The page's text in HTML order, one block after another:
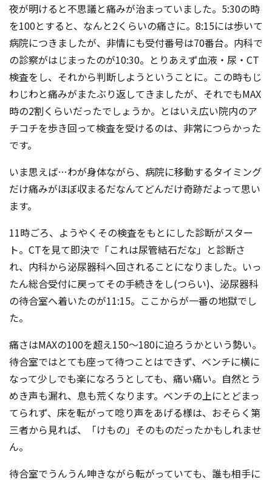
夜が明けると不思議と痛みが治まっていました。5:30の時
を100とすると、なんと2くらいの痛さに。8:15には歩いて
病院につきましたが、非情にも受付番号は70番台。内科で
の診察がはじまったのが10:30。とりあえず血液・尿・CT
検査をし、それから判断しようということに。この時もじ
わじわと痛みがまたぶり返してきましたが、それでもMAX
時の2割くらいだったでしょうか。とはいえ広い院内のア
チコチを歩き回って検査を受けるのは、非常につらかった
です。
いま思えば…わが身体ながら、病院に移動するタイミング
だけ痛みがほぼ収まるだなんてどんだけ奇跡だよって思い
ます。
11時ごろ、ようやくその検査をもとにした診断がスター
ト。CTを見て即決で「これは尿管結石だな」と診断さ
れ、内科から泌尿器科へ回されることになりました。いっ
たん総合受付に戻ってその手続きをし(つらい)、泌尿器科
の待合室へ着いたのが11:15。ここからが一番の地獄でし
た。
痛さはMAXの100を超え150～180に迫ろうかという勢い。
待合室ではとても座って待つことはできず、ベンチに横に
なって少しでも楽になろうとしても、痛い痛い。自然とう
めき声も漏れ、息も荒くなります。ベンチの上にとどまっ
てられず、床を転がって唸り声をあげる様は、おそらく第
三者から見れば、「けもの」そのものだったかもしれませ
ん。
待合室でうんうん呻きながら転がっていても、誰も相手に